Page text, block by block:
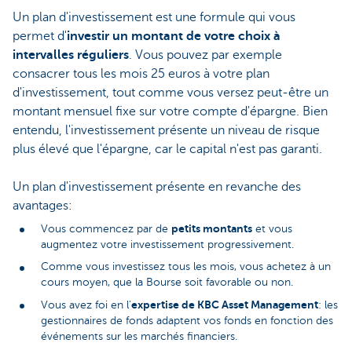
Un plan d'investissement est une formule qui vous
permet d'investir un montant de votre choix à
intervalles réguliers. Vous pouvez par exemple
consacrer tous les mois 25 euros à votre plan
d'investissement, tout comme vous versez peut-être un
montant mensuel fixe sur votre compte d'épargne. Bien
entendu, l'investissement présente un niveau de risque
plus élevé que l'épargne, car le capital n'est pas garanti.
Un plan d'investissement présente en revanche des
avantages:
Vous commencez par de petits montants et vous
augmentez votre investissement progressivement.
Comme vous investissez tous les mois, vous achetez à un
cours moyen, que la Bourse soit favorable ou non.
Vous avez foi en l'expertise de KBC Asset Management: les
gestionnaires de fonds adaptent vos fonds en fonction des
événements sur les marchés financiers.